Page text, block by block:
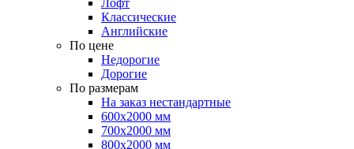
Классические
Английские
По цене
Недорогие
Дорогие
По размерам
На заказ нестандартные
600х2000 мм
700х2000 мм
800х2000 мм